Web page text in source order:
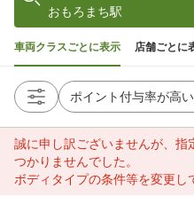
おもろまち駅
車両クラスごとに表示 店舗ごとに
誠に申し訳ございませんが、指
つかりませんでした。
ボディタイプの条件等を変更し